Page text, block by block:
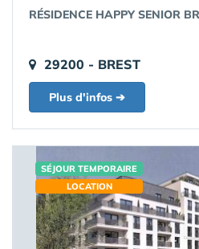
RÉSIDENCE HAPPY SENIOR
29200 - BREST
Plus d'infos ➔
SÉJOUR TEMPORAIRE
LOCATION